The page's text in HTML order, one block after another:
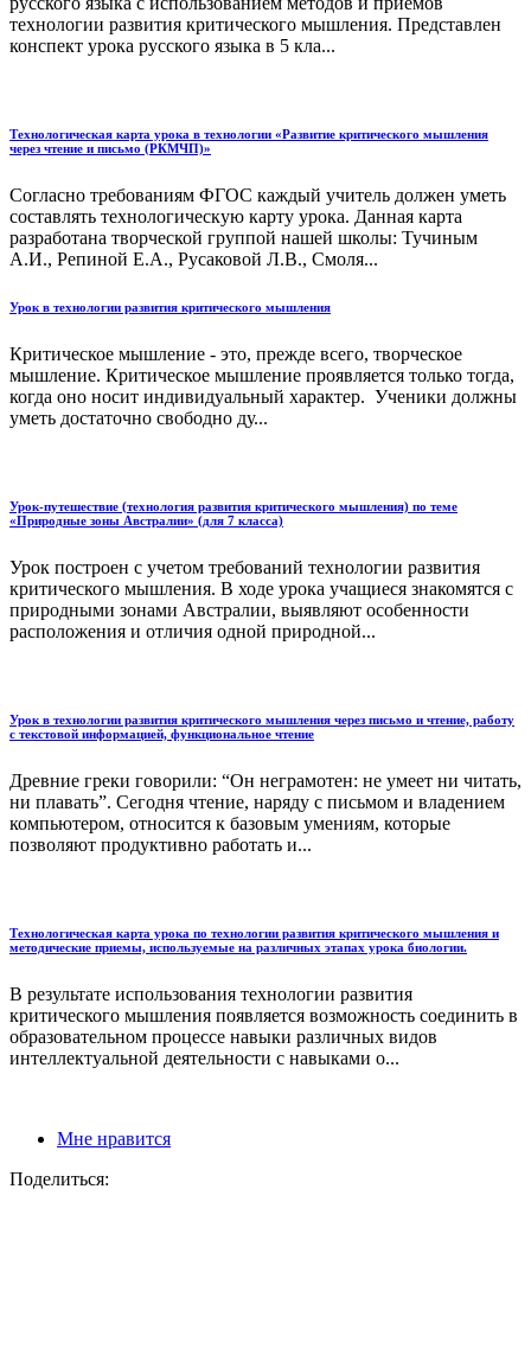
технологии развития критического мышления. Представлен
конспект урока русского языка в 5 кла...
Технологическая карта урока в технологии «Развитие критического мышления
через чтение и письмо (РКМЧП)»
Согласно требованиям ФГОС каждый учитель должен уметь
составлять технологическую карту урока. Данная карта
разработана творческой группой нашей школы: Тучиным
А.И., Репиной Е.А., Русаковой Л.В., Смоля...
Урок в технологии развития критического мышления
Критическое мышление - это, прежде всего, творческое
мышление. Критическое мышление проявляется только тогда,
когда оно носит индивидуальный характер. Ученики должны
уметь достаточно свободно ду...
Урок-путешествие (технология развития критического мышления) по теме
«Природные зоны Австралии» (для 7 класса)
Урок построен с учетом требований технологии развития
критического мышления. В ходе урока учащиеся знакомятся с
природными зонами Австралии, выявляют особенности
расположения и отличия одной природной...
Урок в технологии развития критического мышления через письмо и чтение, работу
с текстовой информацией, функциональное чтение
Древние греки говорили: “Он неграмотен: не умеет ни читать,
ни плавать”. Сегодня чтение, наряду с письмом и владением
компьютером, относится к базовым умениям, которые
позволяют продуктивно работать и...
Технологическая карта урока по технологии развития критического мышления и
методические приемы, используемые на различных этапах урока биологии.
В результате использования технологии развития
критического мышления появляется возможность соединить в
образовательном процессе навыки различных видов
интеллектуальной деятельности с навыками о...
Мне нравится
Поделиться: